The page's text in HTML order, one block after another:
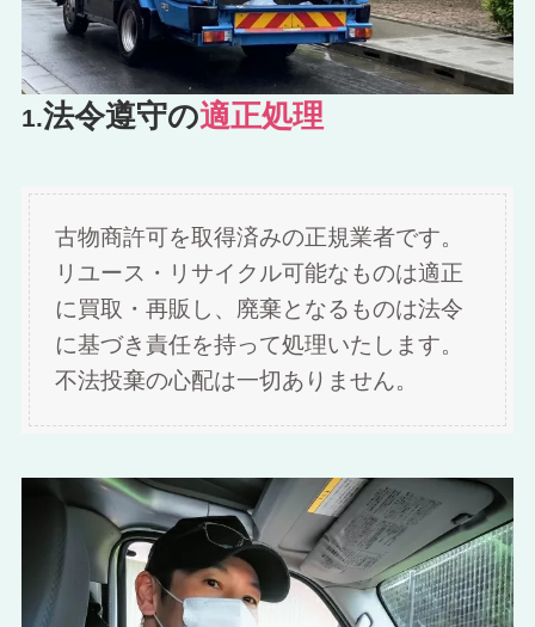
1.法令遵守の適正処理
古物商許可を取得済みの正規業者です。
リユース・リサイクル可能なものは適正
に買取・再販し、廃棄となるものは法令
に基づき責任を持って処理いたします。
不法投棄の心配は一切ありません。